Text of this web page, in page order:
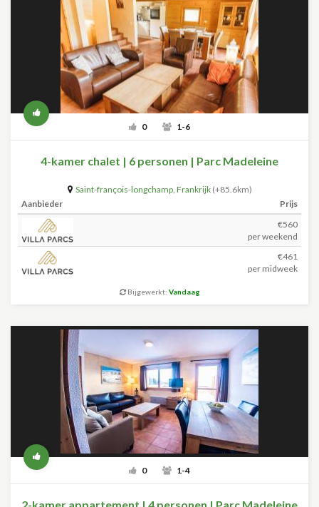
0 1-6
4-kamer chalet | 6 personen | Parc Madeleine
Saint-françois-longchamp, Frankrijk (+85.6km)
Aanbieder
Prijs
€560
per weekend
€461
per midweek
Bijgewerkt: Vandaag
0 1-4